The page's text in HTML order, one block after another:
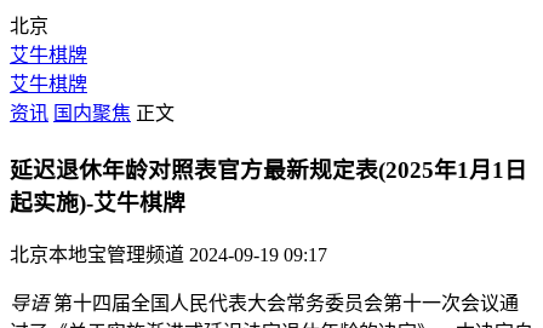
北京
艾牛棋牌
艾牛棋牌
资讯 国内聚焦 正文
延迟退休年龄对照表官方最新规定表(2025年1月1日
起实施)-艾牛棋牌
北京本地宝管理频道 2024-09-19 09:17
导语第十四届全国人民代表大会常务委员会第十一次会议通